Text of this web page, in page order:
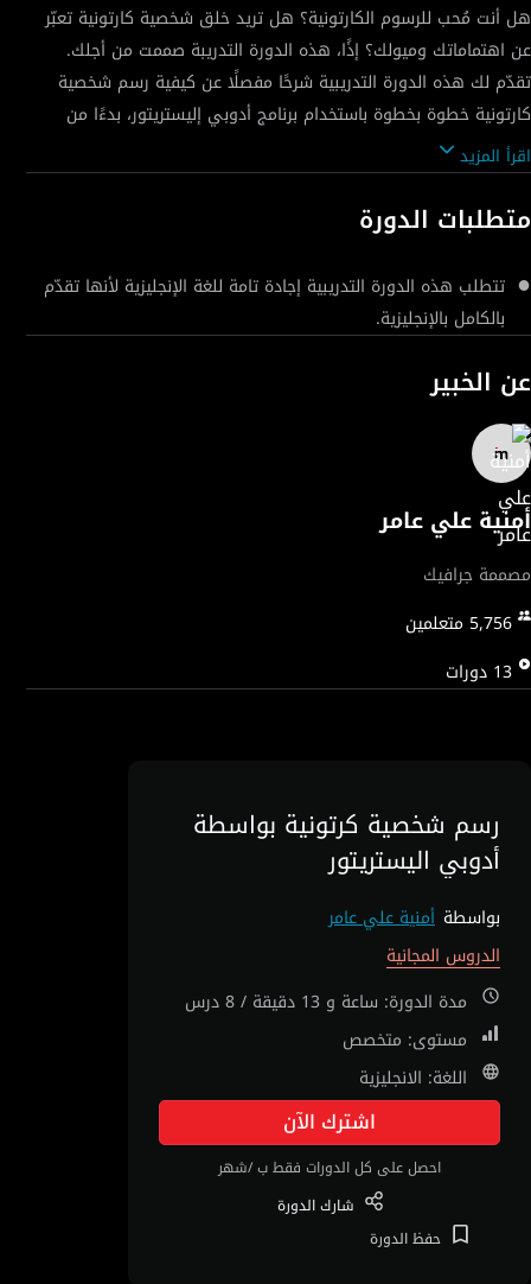
هل أنت مُحب للرسوم الكارتونية؟ هل تريد خلق شخصية كارتونية تعبّر
عن اهتماماتك وميولك؟ إذًا، هذه الدورة التدريبة صممت من أجلك.
تقدّم لك هذه الدورة التدريبية شرحًا مفصلًا عن كيفية رسم شخصية
كارتونية خطوة بخطوة باستخدام برنامج أدوبي إليستريتور، بدءًا من
كيفية التوصّل إلى مفهوم فريد للشخصية، وحتى طريقة تقديم
شخصيتك النهائية. كما تغطي الدورة مجموعة من الدروس الأخرى مثل
كيفية اختيار الألوان المناسبة لشخصيتك، واستخدام الفرش، والتظليل،
وإضافة التفاصيل، وغيرها الكثير. ابدأ التعلّم الآن، واكتشف عالم الرسوم
الكرتونية كما لم تعرفه من قبل!
اقرأ المزيد
متطلبات الدورة
تتطلب هذه الدورة التدريبية إجادة تامة للغة الإنجليزية لأنها تقدّم
بالكامل بالإنجليزية.
عن الخبير
أمنية علي عامر
مصممة جرافيك
5,756 متعلمين
13 دورات
رسم شخصية كرتونية بواسطة
أدوبي اليستريتور
بواسطة أمنية علي عامر
الدروس المجانية
مدة الدورة: ساعة و 13 دقيقة / 8 درس
مستوى: متخصص
اللغة: الانجليزية
اشترك الآن
احصل على كل الدورات فقط ب /شهر
شاركالدورة
حفظالدورة